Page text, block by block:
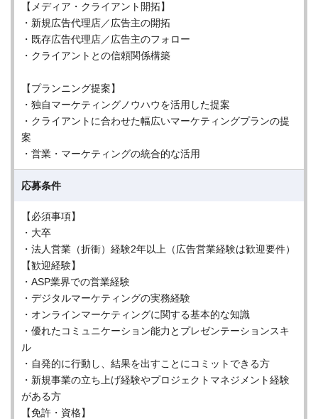
【メディア・クライアント開拓】
・新規広告代理店／広告主の開拓
・既存広告代理店／広告主のフォロー
・クライアントとの信頼関係構築
【プランニング提案】
・独自マーケティングノウハウを活用した提案
・クライアントに合わせた幅広いマーケティングプランの提
案
・営業・マーケティングの統合的な活用
応募条件
【必須事項】
・大卒
・法人営業（折衝）経験2年以上（広告営業経験は歓迎要件）
【歓迎経験】
・ASP業界での営業経験
・デジタルマーケティングの実務経験
・オンラインマーケティングに関する基本的な知識
・優れたコミュニケーション能力とプレゼンテーションスキ
ル
・自発的に行動し、結果を出すことにコミットできる方
・新規事業の立ち上げ経験やプロジェクトマネジメント経験
がある方
【免許・資格】